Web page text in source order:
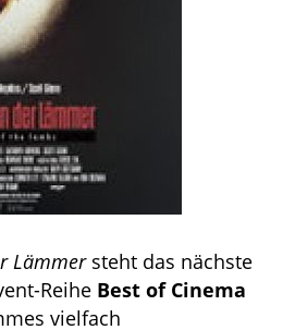
Lämmersteht das nächste
Reihe Best of Cinema
vielfach